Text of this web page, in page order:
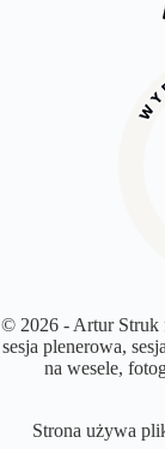
© 2026 - Artur Struk
sesja plenerowa,
na wesele,
Strona używa